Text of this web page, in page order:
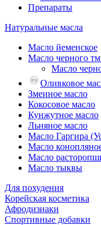
Препараты
Натуральные масла
Масло йеменское
Масло черного
Масло
Оливковое
Змеиное масло
Кокосовое масло
Кунжутное масло
Льняное масло
Масло Гаргира
Масло
Масло
Масло тыквы
Для похудения
Корейская косметика
Афродизиаки
Спортивные добавки